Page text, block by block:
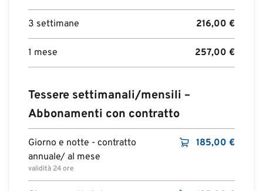
3 settimane 216,00 €
1 mese 257,00 €
Tessere settimanali/mensili –
Abbonamenti con contratto
Giorno e notte - contratto
annuale/ al mese
validità 24 ore
185,00 €